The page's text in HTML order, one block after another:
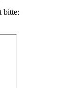
bitte: